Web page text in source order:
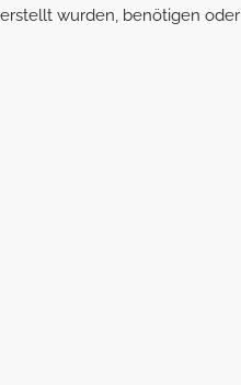
wurden, benötigen oder